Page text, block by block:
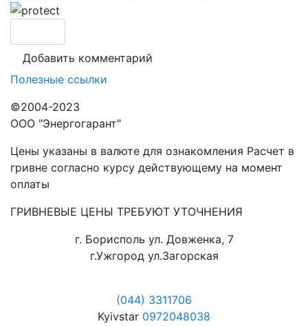
Полезные ссылки
©2004-2023
ООО "Энергогарант"
Цены указаны в валюте для ознакомления Расчет в
гривне согласно курсу действующему на момент
оплаты
ГРИВНЕВЫЕ ЦЕНЫ ТРЕБУЮТ УТОЧНЕНИЯ
г. Борисполь ул. Довженка, 7
г.Ужгород ул.Загорская
(044) 3311706
Kyivstar 0972048038